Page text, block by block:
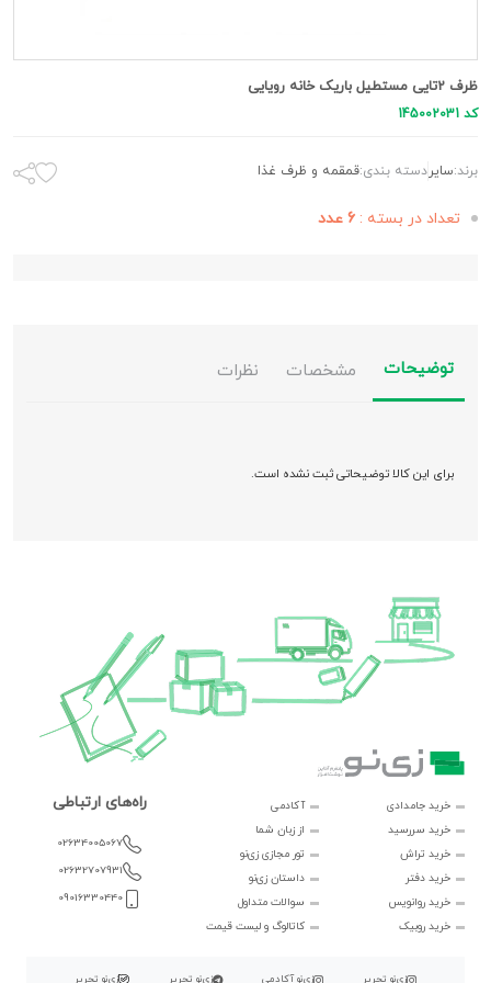
ظرف 2تایی مستطیل باریک خانه رویایی
کد 145002031
برند:سایردسته بندی:قمقمه و ظرف غذا
تعداد در بسته : 6 عدد
توضیحات مشخصات نظرات
برای این کالا توضیحاتی ثبت نشده است.
خرید جامدادی
خرید سررسید
خرید تراش
خرید دفتر
خرید روانویس
خرید روبیک
آکادمی
از زبان شما
تور مجازی زی‌نو
داستان زی‌نو
سوالات متداول
کاتالوگ و لیست قیمت
راه‌های ارتباطی
02634005067
02632707931
09016330440
زی‌نو تحریر زی‌نو آکادمی زی‌نو تحریر زی‌نو تحریر